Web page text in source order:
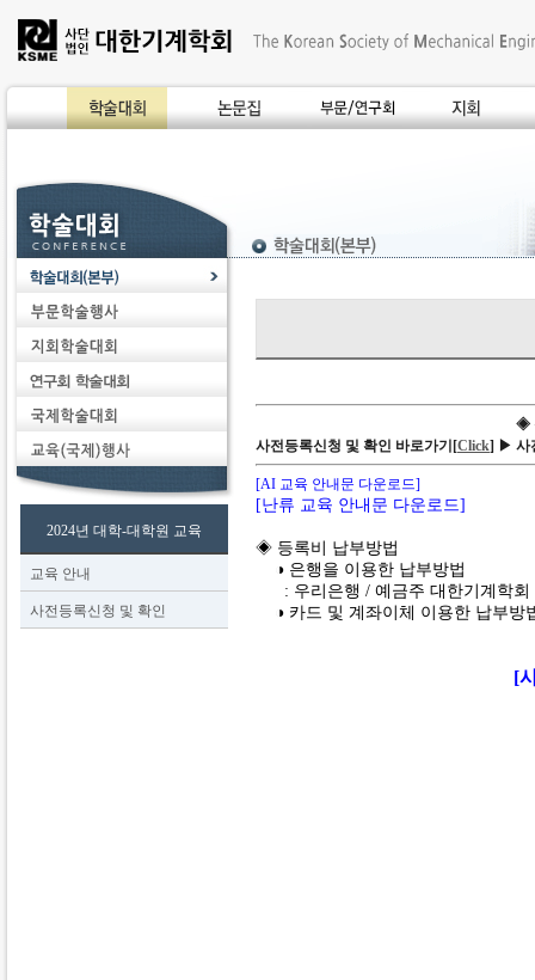
2024년 대학-대학원 교육
교육 안내
사전등록신청 및 확인
◈
사전등록신청 및 확인 바로가기[Click] ▶ 사
[AI 교육 안내문 다운로드]
[난류 교육 안내문 다운로드]
◈ 등록비 납부방법
◑ 은행을 이용한 납부방법
: 우리은행 / 예금주 대한기계학회 /
◑ 카드 및 계좌이체 이용한 납부방
[